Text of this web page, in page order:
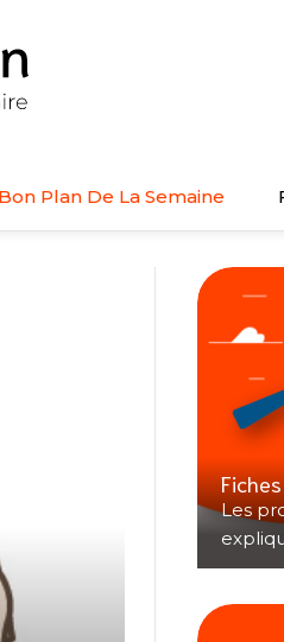
Plan De La Semaine
Les